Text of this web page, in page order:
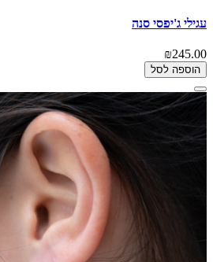
עגילי ג'יפסי סנה
₪245.00
הוספה לסל